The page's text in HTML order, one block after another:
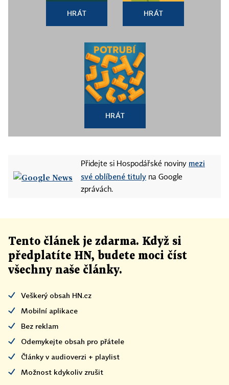
HRÁT HRÁT
HRÁT
Přidejte si Hospodářské noviny mezi
své oblíbené tituly na Google
zprávách.
Tento článek je zdarma. Když si
předplatíte HN, budete moci číst
všechny naše články.
Veškerý obsah HN.cz
Mobilní aplikace
Bez reklam
Odemykejte obsah pro přátele
Články v audioverzi + playlist
Možnost kdykoliv zrušit